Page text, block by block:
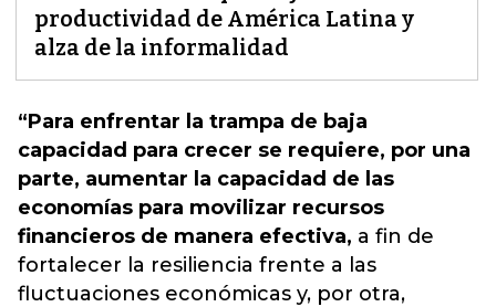
productividad de América Latina y
alza de la informalidad
“Para enfrentar la trampa de baja
capacidad para crecer se requiere, por una
parte, aumentar la capacidad de las
economías para movilizar recursos
financieros de manera efectiva, a fin de
fortalecer la resiliencia frente a las
fluctuaciones económicas y, por otra,